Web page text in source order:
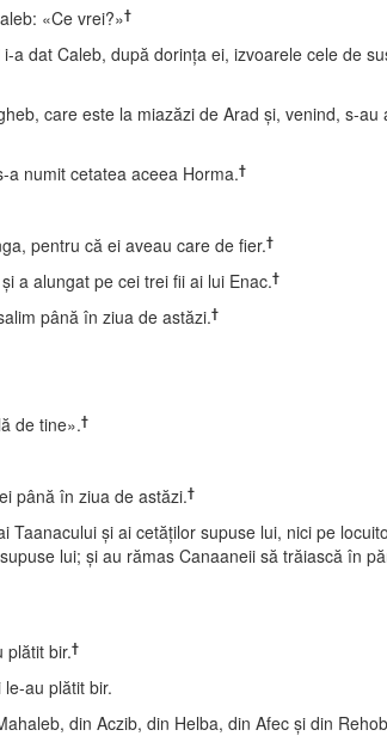
«Ce vrei?»†
dat Caleb, după dorinţa ei, izvoarele cele de
care este la miazăzi de Arad şi, venind, s-au
numit cetatea aceea Horma.†
pentru că ei aveau care de fier.†
a alungat pe cei trei fii ai lui Enac.†
până în ziua de astăzi.†
de tine».†
până în ziua de astăzi.†
şi ai cetăţilor supuse lui, nici pe
lui; şi au rămas Canaaneii să trăiască în
plătit bir.†
au plătit bir.
din Aczib, din Helba, din Afec şi din